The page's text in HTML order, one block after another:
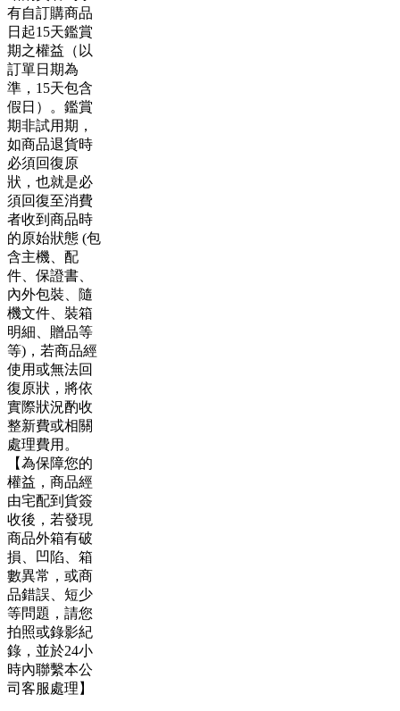
有自訂購商品
日起15天鑑賞
期之權益（以
訂單日期為
準，15天包含
假日）。鑑賞
期非試用期，
如商品退貨時
必須回復原
狀，也就是必
須回復至消費
者收到商品時
的原始狀態 (包
含主機、配
件、保證書、
內外包裝、隨
機文件、裝箱
明細、贈品等
等)，若商品經
使用或無法回
復原狀，將依
實際狀況酌收
整新費或相關
處理費用。
【為保障您的
權益，商品經
由宅配到貨簽
收後，若發現
商品外箱有破
損、凹陷、箱
數異常，或商
品錯誤、短少
等問題，請您
拍照或錄影紀
錄，並於24小
時內聯繫本公
司客服處理】